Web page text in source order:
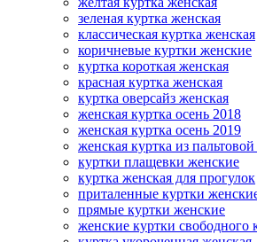
зеленая куртка женская
классическая куртка женская
коричневые куртки женские
куртка короткая женская
красная куртка женская
куртка оверсайз женская
женская куртка осень 2018
женская куртка осень 2019
женская куртка из
куртки плащевки женские
куртка женская для прогулок
приталенные куртки
прямые куртки женские
женские куртки свободного